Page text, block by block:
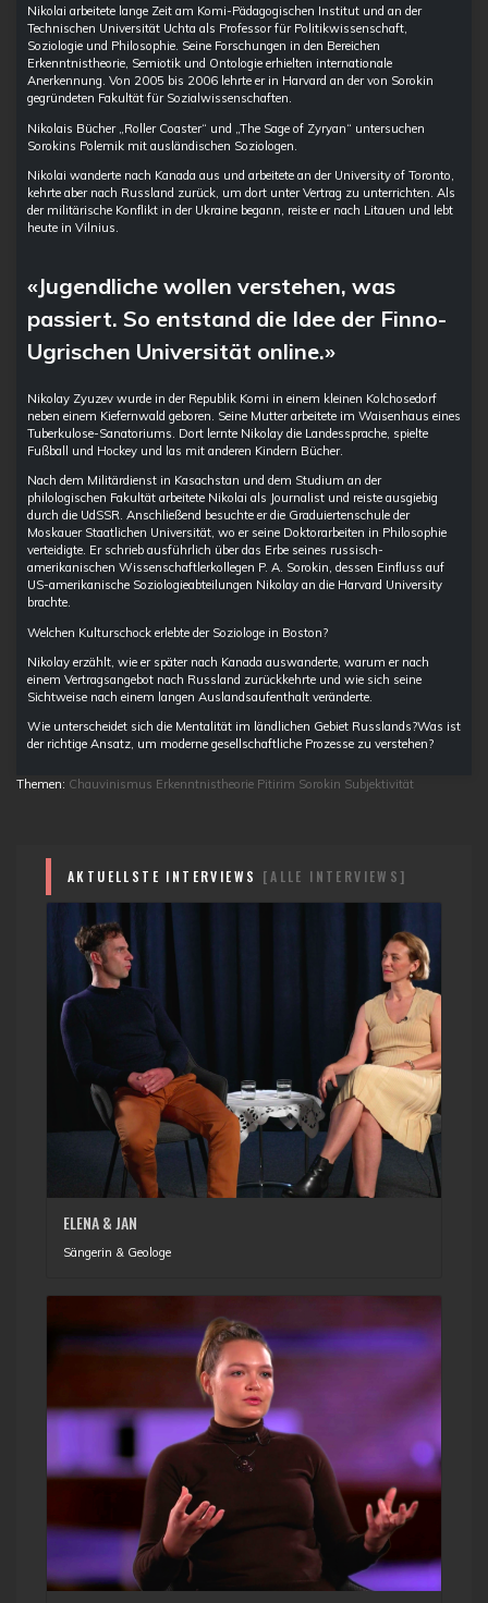
Nikolai arbeitete lange Zeit am Komi-Pädagogischen Institut und an der
Technischen Universität Uchta als Professor für Politikwissenschaft,
Soziologie und Philosophie. Seine Forschungen in den Bereichen
Erkenntnistheorie, Semiotik und Ontologie erhielten internationale
Anerkennung. Von 2005 bis 2006 lehrte er in Harvard an der von Sorokin
gegründeten Fakultät für Sozialwissenschaften.
Nikolais Bücher „Roller Coaster“ und „The Sage of Zyryan“ untersuchen
Sorokins Polemik mit ausländischen Soziologen.
Nikolai wanderte nach Kanada aus und arbeitete an der University of Toronto,
kehrte aber nach Russland zurück, um dort unter Vertrag zu unterrichten. Als
der militärische Konflikt in der Ukraine begann, reiste er nach Litauen und lebt
heute in Vilnius.
«Jugendliche wollen verstehen, was
passiert. So entstand die Idee der Finno-
Ugrischen Universität online.»
Nikolay Zyuzev wurde in der Republik Komi in einem kleinen Kolchosedorf
neben einem Kiefernwald geboren. Seine Mutter arbeitete im Waisenhaus eines
Tuberkulose-Sanatoriums. Dort lernte Nikolay die Landessprache, spielte
Fußball und Hockey und las mit anderen Kindern Bücher.
Nach dem Militärdienst in Kasachstan und dem Studium an der
philologischen Fakultät arbeitete Nikolai als Journalist und reiste ausgiebig
durch die UdSSR. Anschließend besuchte er die Graduiertenschule der
Moskauer Staatlichen Universität, wo er seine Doktorarbeiten in Philosophie
verteidigte. Er schrieb ausführlich über das Erbe seines russisch-
amerikanischen Wissenschaftlerkollegen P. A. Sorokin, dessen Einfluss auf
US-amerikanische Soziologieabteilungen Nikolay an die Harvard University
brachte.
Welchen Kulturschock erlebte der Soziologe in Boston?
Nikolay erzählt, wie er später nach Kanada auswanderte, warum er nach
einem Vertragsangebot nach Russland zurückkehrte und wie sich seine
Sichtweise nach einem langen Auslandsaufenthalt veränderte.
Wie unterscheidet sich die Mentalität im ländlichen Gebiet Russlands?Was ist
der richtige Ansatz, um moderne gesellschaftliche Prozesse zu verstehen?
Themen: Chauvinismus Erkenntnistheorie Pitirim Sorokin Subjektivität
AKTUELLSTE INTERVIEWS [ALLE INTERVIEWS]
ELENA & JAN
Sängerin & Geologe